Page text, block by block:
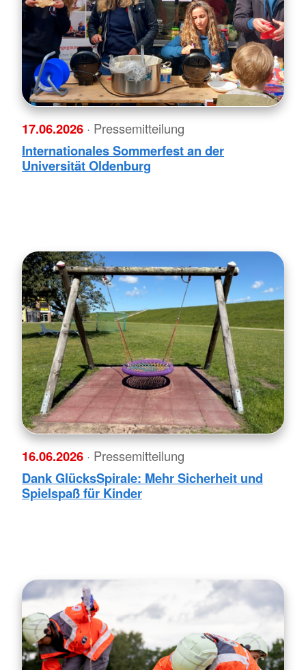
17.06.2026 · Pressemitteilung
Internationales Sommerfest an der
Universität Oldenburg
16.06.2026 · Pressemitteilung
Dank GlücksSpirale: Mehr Sicherheit und
Spielspaß für Kinder